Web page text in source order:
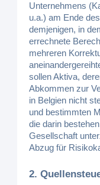
Unternehmens
u.a.) am Ende
demjenigen, in
errechnete
mehreren
sollen Aktiva,
Abkommen zur
in Belgien nicht
und bestimmten
die darin
Gesellschaft
Abzug für
2.